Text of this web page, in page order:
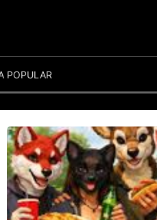
POPULAR